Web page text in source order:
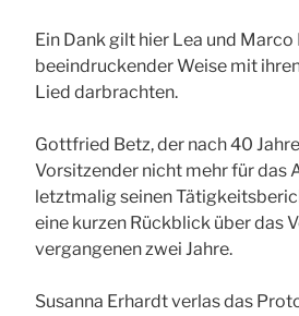
Ein Dank gilt hier Lea und Marco
beeindruckender Weise mit
Lied darbrachten.
Gottfried Betz, der nach 40
Vorsitzender nicht mehr für das
letztmalig seinen
eine kurzen Rückblick über das
vergangenen zwei Jahre.
Susanna Erhardt verlas das